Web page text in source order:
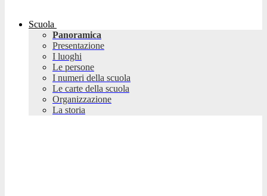
Scuola
Panoramica
Presentazione
I luoghi
Le persone
I numeri della scuola
Le carte della scuola
Organizzazione
La storia